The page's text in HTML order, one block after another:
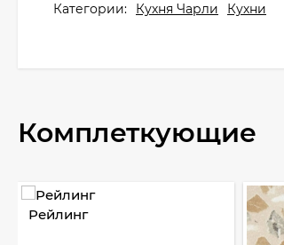
Категории: Кухня Чарли Кухни
Комплеткующие
Рейлинг